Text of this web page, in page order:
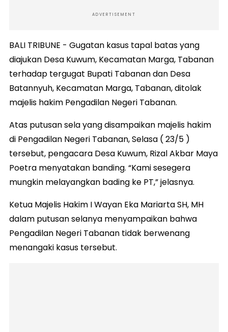
ADVERTISEMENT
BALI TRIBUNE - Gugatan kasus tapal batas yang
diajukan Desa Kuwum, Kecamatan Marga, Tabanan
terhadap tergugat Bupati Tabanan dan Desa
Batannyuh, Kecamatan Marga, Tabanan, ditolak
majelis hakim Pengadilan Negeri Tabanan.
Atas putusan sela yang disampaikan majelis hakim
di Pengadilan Negeri Tabanan, Selasa ( 23/5 )
tersebut, pengacara Desa Kuwum, Rizal Akbar Maya
Poetra menyatakan banding. “Kami sesegera
mungkin melayangkan bading ke PT,” jelasnya.
Ketua Majelis Hakim I Wayan Eka Mariarta SH, MH
dalam putusan selanya menyampaikan bahwa
Pengadilan Negeri Tabanan tidak berwenang
menangaki kasus tersebut.